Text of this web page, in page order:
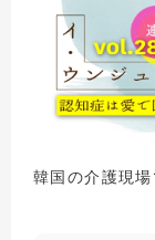
韓国の介護現